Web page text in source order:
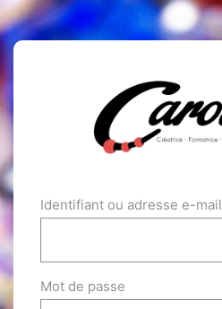
Identifiant ou adresse e-mail
Mot de passe